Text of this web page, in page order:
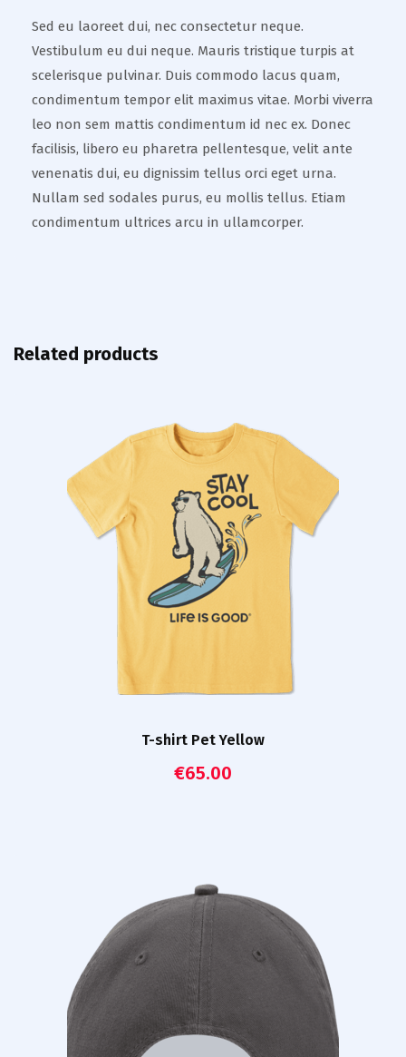
Sed eu laoreet dui, nec consectetur neque.
Vestibulum eu dui neque. Mauris tristique turpis at
scelerisque pulvinar. Duis commodo lacus quam,
condimentum tempor elit maximus vitae. Morbi viverra
leo non sem mattis condimentum id nec ex. Donec
facilisis, libero eu pharetra pellentesque, velit ante
venenatis dui, eu dignissim tellus orci eget urna.
Nullam sed sodales purus, eu mollis tellus. Etiam
condimentum ultrices arcu in ullamcorper.
Related products
T-shirt Pet Yellow
€65.00